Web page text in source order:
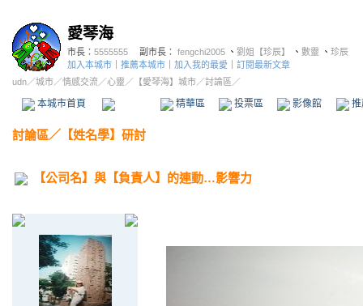
愛琴海
市長： 5555555 副市長： fengchi2005 、 劉姐【珍辰】 、 數靈 、 珍辰
加入本城市
推薦本城市 加入我的最愛
訂閱最新文章
udn／城市／情感交流／心靈 ／ 【愛琴海】城市／討論區／
本城市首頁 精華區 投票區 影像館
討論區／ 【姓名學】研討
【公司名】與【負責人】的連動…影響力